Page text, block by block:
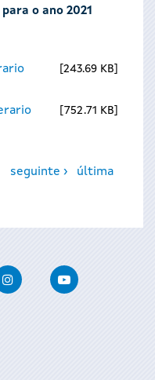
o ano 2021
243.69 KB
752.71 KB
seguinte ›
última
InstagramYoutube